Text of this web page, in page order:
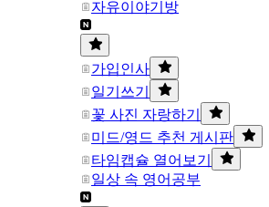
자유이야기방
가입인사
일기쓰기
꽃 사진 자랑하기
미드/영드 추천 게시판
타임캡슐 열어보기
일상 속 영어공부